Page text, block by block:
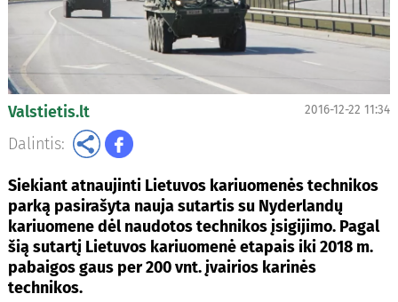
Valstietis.lt 2016-12-22 11:34
Dalintis:
Siekiant atnaujinti Lietuvos kariuomenės technikos
parką pasirašyta nauja sutartis su Nyderlandų
kariuomene dėl naudotos technikos įsigijimo. Pagal
šią sutartį Lietuvos kariuomenė etapais iki 2018 m.
pabaigos gaus per 200 vnt. įvairios karinės
technikos.